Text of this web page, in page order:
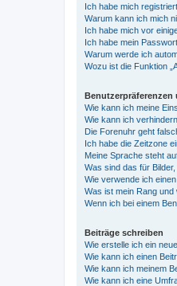
Ich habe mich
Warum kann ich mich
Ich habe mich vor
Ich habe mein
Warum werde ich
Wozu ist die Funktion
Benutzerpräferenzen
Wie kann ich meine
Wie kann ich
Die Forenuhr geht
Ich habe die Zeitzone
Meine Sprache steht
Was sind das für
Wie verwende ich
Was ist mein Rang
Wenn ich bei einem
Beiträge schreiben
Wie erstelle ich ein
Wie kann ich einen
Wie kann ich meinem
Wie kann ich eine